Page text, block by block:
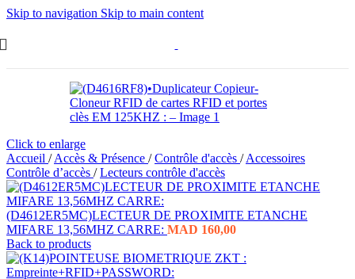
Skip to navigation Skip to main content
Click to enlarge
Accueil / Accès & Présence / Contrôle d'accès / Accessoires
Contrôle d’accès / Lecteurs contrôle d'accès
(D4612ER5MC)LECTEUR DE PROXIMITE ETANCHE
MIFARE 13,56MHZ CARRE: MAD 160,00
Back to products